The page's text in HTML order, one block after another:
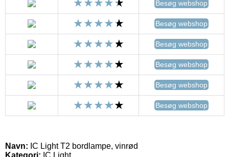
Besøg webshop
Besøg webshop
Besøg webshop
Besøg webshop
Besøg webshop
Besøg webshop
Navn: IC Light T2 bordlampe, vinrød
Kategori: IC Light